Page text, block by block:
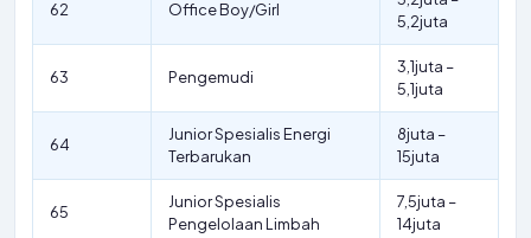
62 Office Boy/Girl
5,2juta
63 Pengemudi
3,1juta –
5,1juta
64
Junior Spesialis Energi
Terbarukan
8juta –
15juta
65
Junior Spesialis
Pengelolaan Limbah
7,5juta –
14juta